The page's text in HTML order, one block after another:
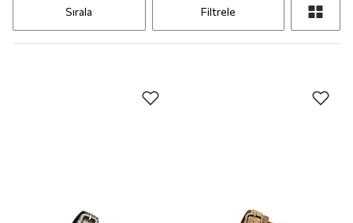
Sırala Filtrele